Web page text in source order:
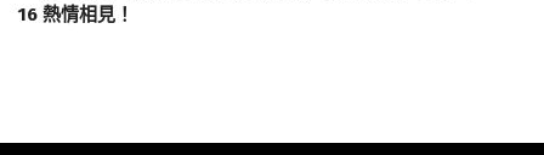
16 熱情相見！